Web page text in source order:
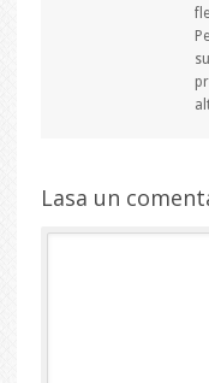
Lasa un